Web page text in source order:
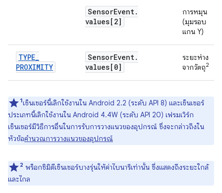
SensorEvent.
values[2]
การหมุน
(มุมรอบ
แกน Y)
TYPE_
PROXIMITY
SensorEvent.
values[0]
ระยะห่าง
จากวัตถุ2
1เซ็นเซอร์นี้เลิกใช้งานใน Android 2.2 (ระดับ API 8) และเซ็นเซอร์
ประเภทนี้เลิกใช้งานใน Android 4.4W (ระดับ API 20) เฟรมเวิร์ก
เซ็นเซอร์มีวิธีการอื่นในการรับการวางแนวของอุปกรณ์ ซึ่งจะกล่าวถึงใน
หัวข้อคำนวณการวางแนวของอุปกรณ์
2 พร็อกซิมิตีเซ็นเซอร์บางรุ่นให้ค่าไบนารีเท่านั้น ซึ่งแสดงถึงระยะใกล้
และไกล